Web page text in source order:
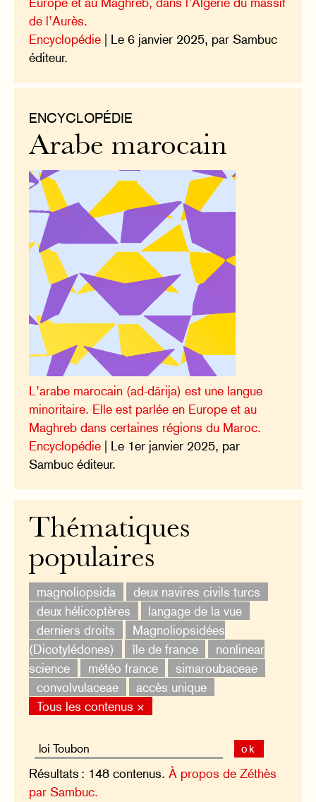
de l’Aurès.
Encyclopédie | Le 6 janvier 2025, par Sambuc
éditeur.
ENCYCLOPÉDIE
Arabe marocain
L’arabe marocain (ad-dārija) est une langue
minoritaire. Elle est parlée en Europe et au
Maghreb dans certaines régions du Maroc.
Encyclopédie | Le 1er janvier 2025, par
Sambuc éditeur.
Thématiques
populaires
magnoliopsida
deux navires civils turcs
deux hélicoptères
langage de la vue
derniers droits
Magnoliopsidées
(Dicotylédones)
île de france
nonlinear
science
météo france
simaroubaceae
convolvulaceae
accès unique
Tous les contenus ×
ok
Résultats : 148 contenus.À propos de Zéthès
par Sambuc.